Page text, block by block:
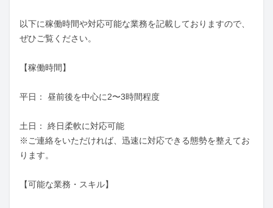
以下に稼働時間や対応可能な業務を記載しておりますので、
ぜひご覧ください。
【稼働時間】
平日： 昼前後を中心に2〜3時間程度
土日： 終日柔軟に対応可能
※ご連絡をいただければ、迅速に対応できる態勢を整えてお
ります。
【可能な業務・スキル】